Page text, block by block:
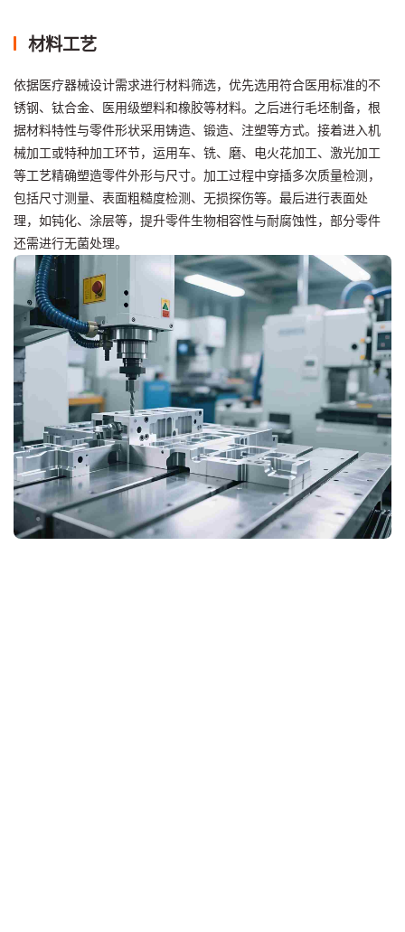
材料工艺
依据医疗器械设计需求进行材料筛选，优先选用符合医用标准的不
锈钢、钛合金、医用级塑料和橡胶等材料。之后进行毛坯制备，根
据材料特性与零件形状采用铸造、锻造、注塑等方式。接着进入机
械加工或特种加工环节，运用车、铣、磨、电火花加工、激光加工
等工艺精确塑造零件外形与尺寸。加工过程中穿插多次质量检测，
包括尺寸测量、表面粗糙度检测、无损探伤等。最后进行表面处
理，如钝化、涂层等，提升零件生物相容性与耐腐蚀性，部分零件
还需进行无菌处理。